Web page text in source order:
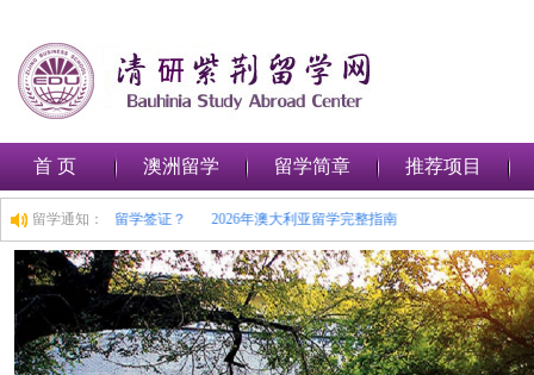
首 页 澳洲留学 留学简章 推荐项目
留学通知：
如何在澳大利亚申请留学签证？ 2026年澳大利亚留学完整指南